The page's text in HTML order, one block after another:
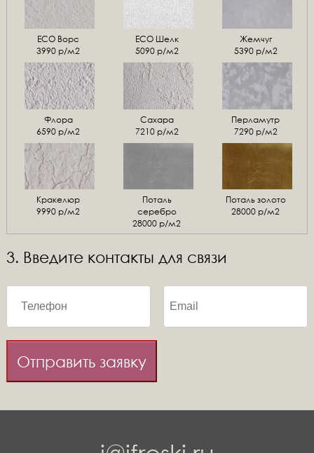
ЕСО Ворс
3990 р/м2
ЕСО Шелк
5090 р/м2
Жемчуг
5390 р/м2
Флора
6590 р/м2
Сахара
7210 р/м2
Перламутр
7290 р/м2
Кракелюр
9990 р/м2
Поталь
серебро
28000 р/м2
Поталь золото
28000 р/м2
3. Введите контакты для связи
Отправить заявку